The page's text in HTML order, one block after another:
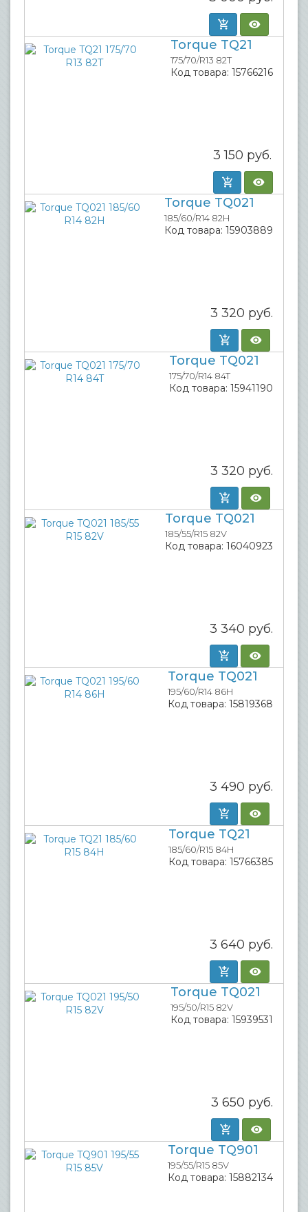
Torque TQ21
175/70/R13 82T
Код товара: 15766216
3 150 руб.
Torque TQ021
185/60/R14 82H
Код товара: 15903889
3 320 руб.
Torque TQ021
175/70/R14 84T
Код товара: 15941190
3 320 руб.
Torque TQ021
185/55/R15 82V
Код товара: 16040923
3 340 руб.
Torque TQ021
195/60/R14 86H
Код товара: 15819368
3 490 руб.
Torque TQ21
185/60/R15 84H
Код товара: 15766385
3 640 руб.
Torque TQ021
195/50/R15 82V
Код товара: 15939531
3 650 руб.
Torque TQ901
195/55/R15 85V
Код товара: 15882134